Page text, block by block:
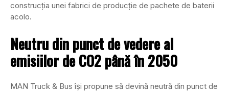
construcția unei fabrici de producție de pachete de baterii
acolo.
Neutru din punct de vedere al
emisiilor de CO2 până în 2050
MAN Truck & Bus își propune să devină neutră din punct de